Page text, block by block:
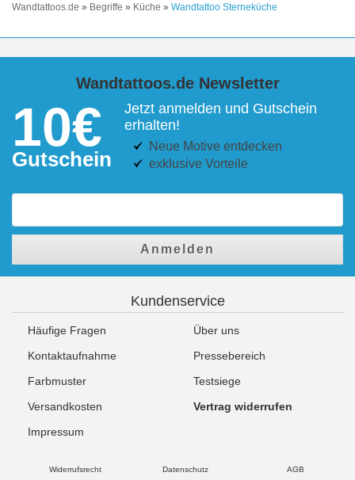
Wandtattoos.de » Begriffe » Küche » Wandtattoo Sterneküche
Wandtattoos.de Newsletter
10€
Gutschein
Jetzt anmelden und Gutschein
erhalten!
Neue Motive entdecken
exklusive Vorteile
Anmelden
Kundenservice
Häufige Fragen
Über uns
Kontaktaufnahme
Pressebereich
Farbmuster
Testsiege
Versandkosten
Vertrag widerrufen
Impressum
Widerrufsrecht Datenschutz AGB